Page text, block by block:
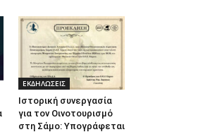
ΕΚΔΗΛΩΣΕΙΣ
Ιστορική συνεργασία
για τον Οινοτουρισμό
στη Σάμο: Υπογράφεται